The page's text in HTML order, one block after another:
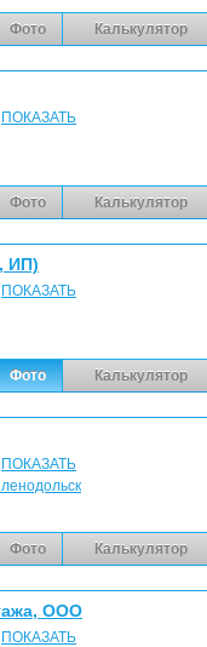
Фото Калькулятор
ПОКАЗАТЬ
Фото Калькулятор
ИП)
ПОКАЗАТЬ
Фото Калькулятор
ПОКАЗАТЬ
Фото Калькулятор
ООО
ПОКАЗАТЬ